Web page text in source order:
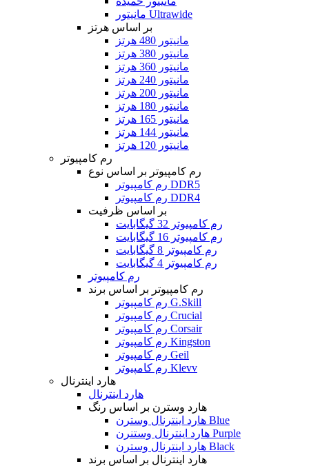
مانیتور Ultrawide
بر اساس هرتز
مانیتور 480 هرتز
مانیتور 380 هرتز
مانیتور 360 هرتز
مانیتور 240 هرتز
مانیتور 200 هرتز
مانیتور 180 هرتز
مانیتور 165 هرتز
مانیتور 144 هرتز
مانیتور 120 هرتز
رم کامپیوتر
رم کامپیوتر بر اساس نوع
رم کامپیوتر DDR5
رم کامپیوتر DDR4
بر اساس ظرفیت
رم کامپیوتر 32 گیگابایت
رم کامپیوتر 16 گیگابایت
رم کامپیوتر 8 گیگابایت
رم کامپیوتر 4 گیگابایت
رم کامپیوتر
رم کامپیوتر بر اساس برند
رم کامپیوتر G.Skill
رم کامپیوتر Crucial
رم کامپیوتر Corsair
رم کامپیوتر Kingston
رم کامپیوتر Geil
رم کامپیوتر Klevv
هارد اینترنال
هارد اینترنال
هارد وسترن بر اساس رنگ
هارد اینترنال وسترن Blue
هارد اینترنال وستنرن Purple
هارد اینترنال وسترن Black
هارد اینترنال بر اساس برند